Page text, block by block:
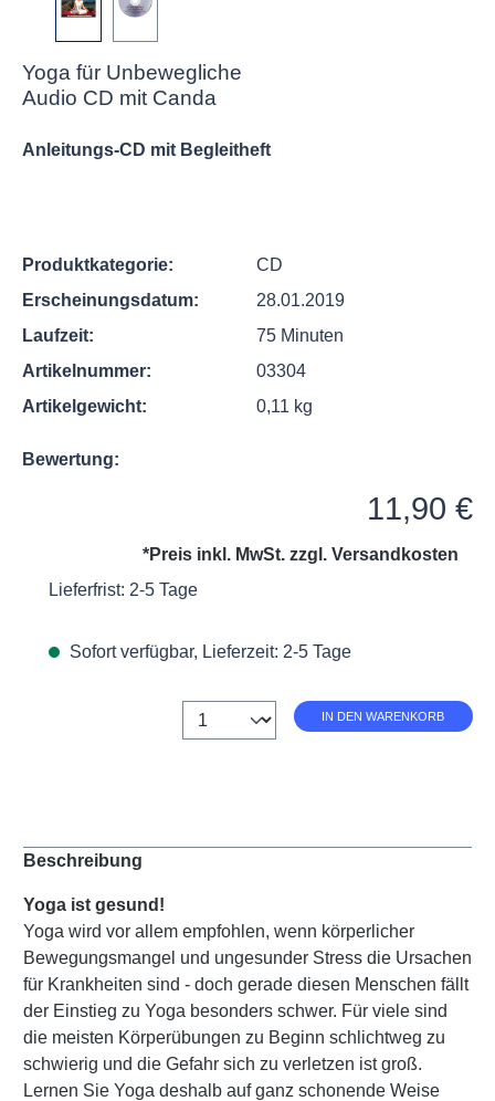
Yoga für Unbewegliche
Audio CD mit Canda
Anleitungs-CD mit Begleitheft
Produktkategorie:
CD
Erscheinungsdatum:
28.01.2019
Laufzeit:
75 Minuten
Artikelnummer:
03304
Artikelgewicht:
0,11 kg
Bewertung:
11,90 €
*Preis inkl. MwSt. zzgl. Versandkosten
Lieferfrist: 2-5 Tage
Sofort verfügbar, Lieferzeit: 2-5 Tage
Anzahl IN DEN WARENKORB
Beschreibung
Yoga ist gesund!
Yoga wird vor allem empfohlen, wenn körperlicher
Bewegungsmangel und ungesunder Stress die Ursachen
für Krankheiten sind - doch gerade diesen Menschen fällt
der Einstieg zu Yoga besonders schwer. Für viele sind
die meisten Körperübungen zu Beginn schlichtweg zu
schwierig und die Gefahr sich zu verletzen ist groß.
Lernen Sie Yoga deshalb auf ganz schonende Weise